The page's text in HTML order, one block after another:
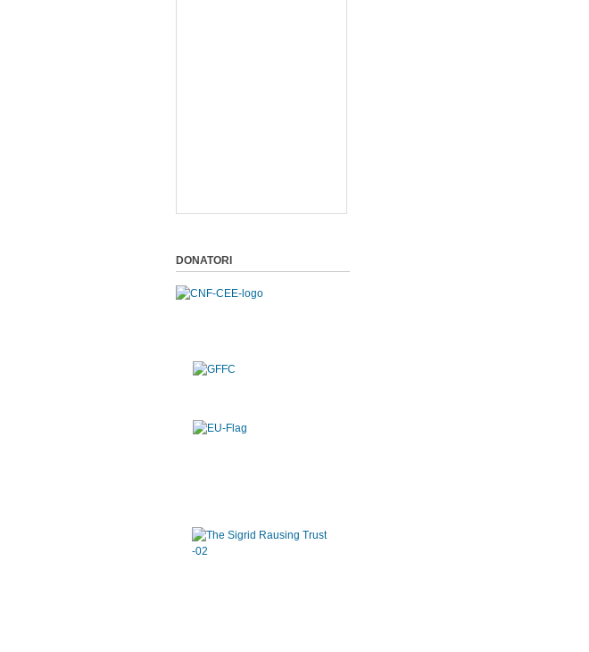
DONATORI